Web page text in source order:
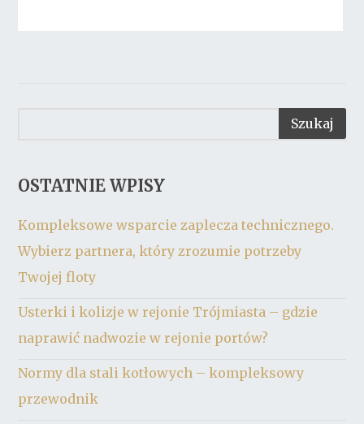
OSTATNIE WPISY
Kompleksowe wsparcie zaplecza technicznego.
Wybierz partnera, który zrozumie potrzeby
Twojej floty
Usterki i kolizje w rejonie Trójmiasta – gdzie
naprawić nadwozie w rejonie portów?
Normy dla stali kotłowych – kompleksowy
przewodnik